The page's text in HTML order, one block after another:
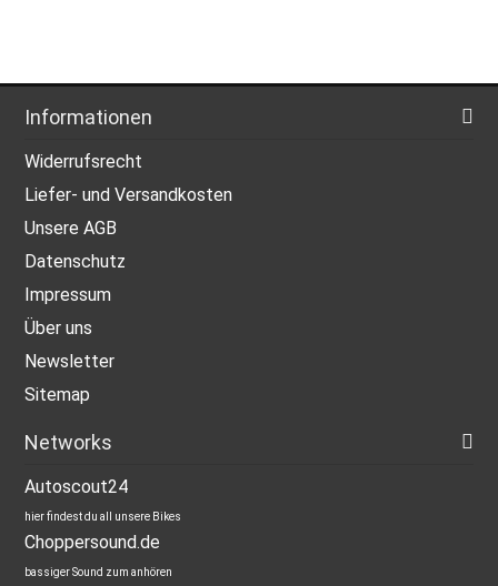
Informationen
Widerrufsrecht
Liefer- und Versandkosten
Unsere AGB
Datenschutz
Impressum
Über uns
Newsletter
Sitemap
Networks
Autoscout24
hier findest du all unsere Bikes
Choppersound.de
bassiger Sound zum anhören